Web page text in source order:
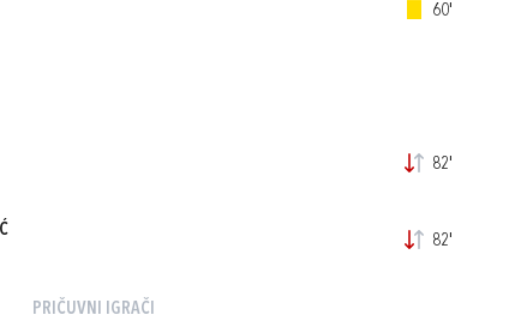
60'
82'
82'
PRIČUVNI IGRAČI